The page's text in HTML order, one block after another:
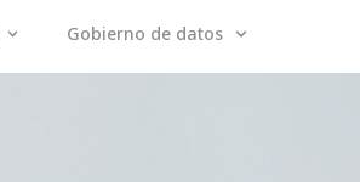
Gobierno de datos